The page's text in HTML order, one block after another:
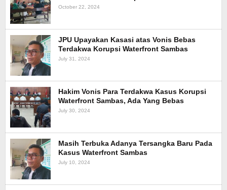
October 22, 2024
JPU Upayakan Kasasi atas Vonis Bebas
Terdakwa Korupsi Waterfront Sambas
July 31, 2024
Hakim Vonis Para Terdakwa Kasus Korupsi
Waterfront Sambas, Ada Yang Bebas
July 30, 2024
Masih Terbuka Adanya Tersangka Baru Pada
Kasus Waterfront Sambas
July 10, 2024